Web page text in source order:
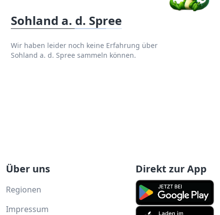
Sohland a. d. Spree
Wir haben leider noch keine Erfahrung über
Sohland a. d. Spree sammeln können.
Über uns
Regionen
Impressum
Direkt zur App